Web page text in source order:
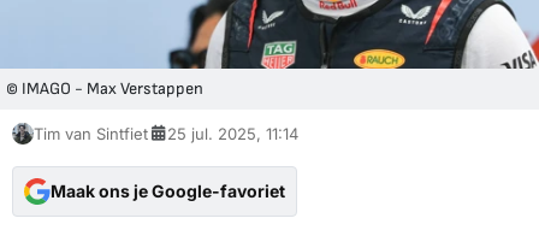
© IMAGO - Max Verstappen
Tim van Sintfiet 25 jul. 2025, 11:14
Maak ons je Google-favoriet